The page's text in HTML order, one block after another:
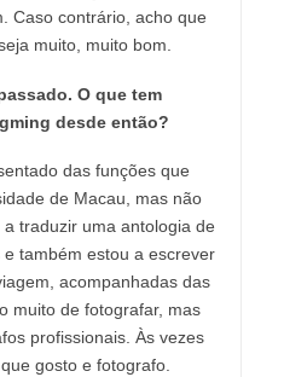
Caso contrário, acho que
muito, muito bom.
O que tem
desde então?
das funções que
de Macau, mas não
traduzir uma antologia de
também estou a escrever
acompanhadas das
muito de fotografar, mas
profissionais. Às vezes
gosto e fotografo.